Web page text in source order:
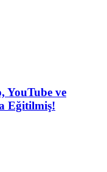
YouTube ve
Eğitilmiş!